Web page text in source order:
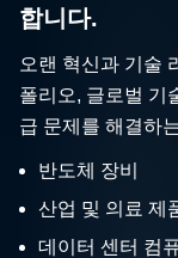
합니다.
오랜 혁신과 기술
폴리오, 글로벌 기
급 문제를 해결하
반도체 장비
산업 및 의료 제
데이터 센터 컴